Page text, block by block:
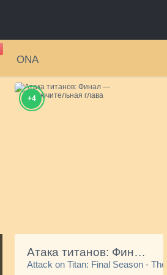
+4
Атака титанов: Финал — Заключительная глава
Attack on Titan: Final Season - The
ONA